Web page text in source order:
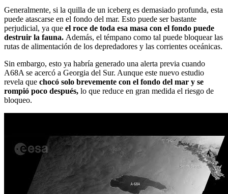
Generalmente, si la quilla de un iceberg es demasiado profunda, esta
puede atascarse en el fondo del mar. Esto puede ser bastante
perjudicial, ya que el roce de toda esa masa con el fondo puede
destruir la fauna. Además, el témpano como tal puede bloquear las
rutas de alimentación de los depredadores y las corrientes oceánicas.
Sin embargo, esto ya habría generado una alerta previa cuando
A68A se acercó a Georgia del Sur. Aunque este nuevo estudio
revela que chocó solo brevemente con el fondo del mar y se
rompió poco después, lo que reduce en gran medida el riesgo de
bloqueo.